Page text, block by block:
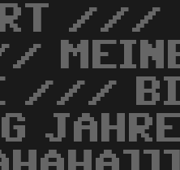
///
///